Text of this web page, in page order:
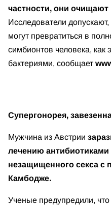
частности, они очищают
Исследователи
могут превратиться в
симбионтов человека, как
бактериями, сообщает
Супергонорея,
Мужчина из Австрии
лечению
незащищенного секса с
Камбодже.
Ученые предупредили, что